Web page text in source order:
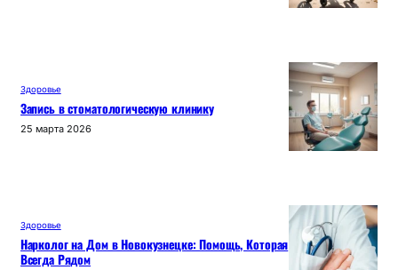
Здоровье
Запись в стоматологическую клинику
25 марта 2026
Здоровье
Нарколог на Дом в Новокузнецке: Помощь, Которая
Всегда Рядом